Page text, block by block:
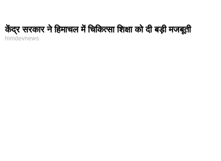
केंद्र सरकार ने हिमाचल में चिकित्सा शिक्षा को दी बड़ी मजबूती
himdevnews